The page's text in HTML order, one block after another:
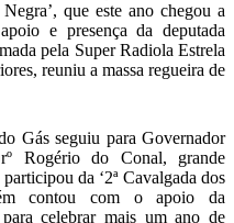
que este ano chegou a
e presença da deputada
pela Super Radiola Estrela
reuniu a massa regueira de
Gás seguiu para Governador
Rogério do Conal, grande
da ‘2ª Cavalgada dos
contou com o apoio da
celebrar mais um ano de